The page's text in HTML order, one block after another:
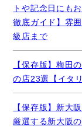
トや記念日にも
徹底ガイド】雰
級店まで
【保存版】梅田
の店23選【イタ
【保存版】新大
厳選する新大阪